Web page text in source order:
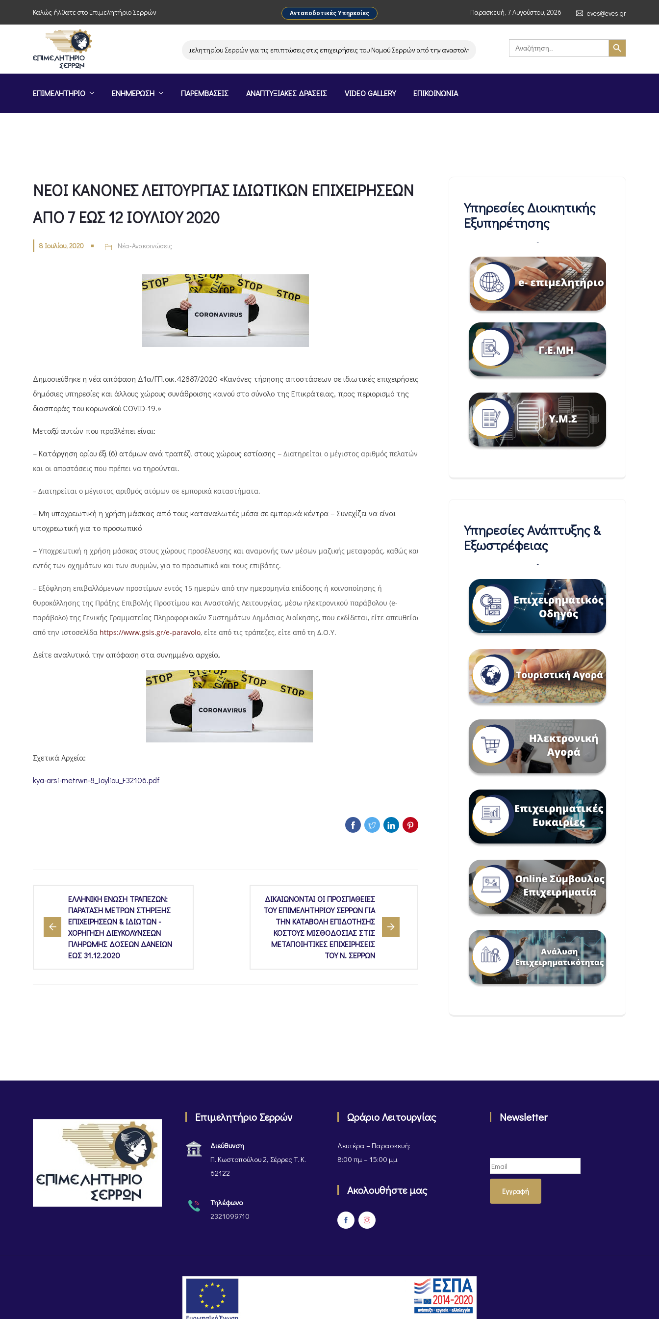
Καλώς ήλθατε στο Επιμελητήριο Σερρών Ανταποδοτικές Υπηρεσίες Παρασκευή, 7 Αυγούστου, 2026 eves@eves.gr
Παρέμβαση του Επιμελητηρίου Σερρών για τις επιπτώσεις στις επιχειρήσεις του Νομού Σερρών από την αναστολή λειτουργίας της αλυσίδας σούπερ μάρκετ MERE στην Ελλάδα –
Search
for:
Search Button
ΕΠΙΜΕΛΗΤΗΡΙΟ ΕΝΗΜΕΡΩΣΗ ΠΑΡΕΜΒΑΣΕΙΣ ΑΝΑΠΤΥΞΙΑΚΕΣ ΔΡΑΣΕΙΣ VIDEO GALLERY ΕΠΙΚΟΙΝΩΝΙΑ
ΝΕΟΙ ΚΑΝΟΝΕΣ ΛΕΙΤΟΥΡΓΙΑΣ ΙΔΙΩΤΙΚΩΝ ΕΠΙΧΕΙΡΗΣΕΩΝ
ΑΠΟ 7 ΕΩΣ 12 ΙΟΥΛΙΟΥ 2020
8 Ιουλίου, 2020 Νέα-Ανακοινώσεις
Δημοσιεύθηκε η νέα απόφαση Δ1α/ΓΠ.οικ.42887/2020 «Κανόνες τήρησης αποστάσεων σε ιδιωτικές επιχειρήσεις,
δημόσιες υπηρεσίες και άλλους χώρους συνάθροισης κοινού στο σύνολο της Επικράτειας, προς περιορισμό της
διασποράς του κορωνοϊού COVID-19.»
Μεταξύ αυτών που προβλέπει είναι:
– Κατάργηση ορίου έξι (6) ατόμων ανά τραπέζι στους χώρους εστίασης – Διατηρείται ο μέγιστος αριθμός πελατών
και οι αποστάσεις που πρέπει να τηρούνται.
– Διατηρείται ο μέγιστος αριθμός ατόμων σε εμπορικά καταστήματα.
– Μη υποχρεωτική η χρήση μάσκας από τους καταναλωτές μέσα σε εμπορικά κέντρα – Συνεχίζει να είναι
υποχρεωτική για το προσωπικό
– Υποχρεωτική η χρήση μάσκας στους χώρους προσέλευσης και αναμονής των μέσων μαζικής μεταφοράς, καθώς και
εντός των οχημάτων και των συρμών, για το προσωπικό και τους επιβάτες.
– Εξόφληση επιβαλλόμενων προστίμων εντός 15 ημερών από την ημερομηνία επίδοσης ή κοινοποίησης ή
θυροκόλλησης της Πράξης Επιβολής Προστίμου και Αναστολής Λειτουργίας, μέσω ηλεκτρονικού παράβολου (e-
παράβολο) της Γενικής Γραμματείας Πληροφοριακών Συστημάτων Δημόσιας Διοίκησης, που εκδίδεται, είτε απευθείας
από την ιστοσελίδα https://www.gsis.gr/e-paravolo, είτε από τις τράπεζες, είτε από τη Δ.Ο.Υ.
Δείτε αναλυτικά την απόφαση στα συνημμένα αρχεία.
Σχετικά Αρχεία:
kya-arsi-metrwn-8_Ioyliou_F32106.pdf
ΕΛΛΗΝΙΚΗ ΕΝΩΣΗ ΤΡΑΠΕΖΩΝ:
ΠΑΡΑΤΑΣΗ ΜΕΤΡΩΝ ΣΤΗΡΙΞΗΣ
ΕΠΙΧΕΙΡΗΣΕΩΝ & ΙΔΙΩΤΩΝ -
ΧΟΡΗΓΗΣΗ ΔΙΕΥΚΟΛΥΝΣΕΩΝ
ΠΛΗΡΩΜΗΣ ΔΟΣΕΩΝ ΔΑΝΕΙΩΝ
ΕΩΣ 31.12.2020
ΔΙΚΑΙΩΝΟΝΤΑΙ ΟΙ ΠΡΟΣΠΑΘΕΙΕΣ
ΤΟΥ ΕΠΙΜΕΛΗΤΗΡΙΟΥ ΣΕΡΡΩΝ ΓΙΑ
ΤΗΝ ΚΑΤΑΒΟΛΗ ΕΠΙΔΟΤΗΣΗΣ
ΚΟΣΤΟΥΣ ΜΙΣΘΟΔΟΣΙΑΣ ΣΤΙΣ
ΜΕΤΑΠΟΙΗΤΙΚΕΣ ΕΠΙΧΕΙΡΗΣΕΙΣ
ΤΟΥ Ν. ΣΕΡΡΩΝ
Υπηρεσίες Διοικητικής
Εξυπηρέτησης
-
Υπηρεσίες Ανάπτυξης &
Εξωστρέφειας
-
Επιμελητήριο Σερρών
Διεύθυνση
Π. Κωστοπούλου 2, Σέρρες Τ. Κ.
62122
Τηλέφωνο
2321099710
Ωράριο Λειτουργίας
Δευτέρα – Παρασκευή:
8:00 πμ – 15:00 μμ
Ακολουθήστε μας
Newsletter
Εγγραφή